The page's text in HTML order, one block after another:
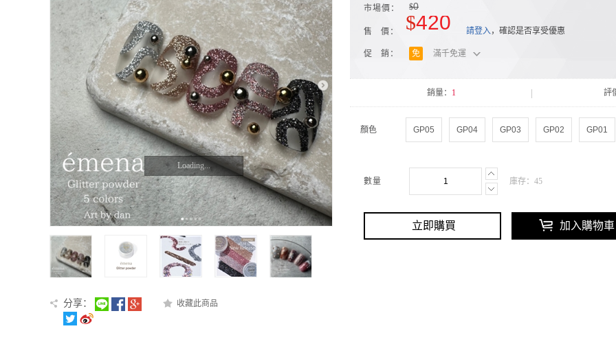
Loading...
分享： 收藏此商品
市場價： $0
售 價： $420 請登入，確認是否享受優惠
促 銷： 免 滿千免運
銷量： 1 評
顏色
數量 庫存： 45
立即購買 加入購物車